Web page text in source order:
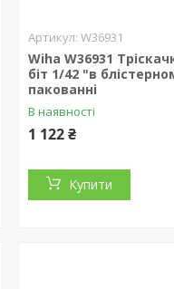
W36931
Wiha W36931
біт 1/42 "в
пакованні
В наявності
1 122 ₴
Купити